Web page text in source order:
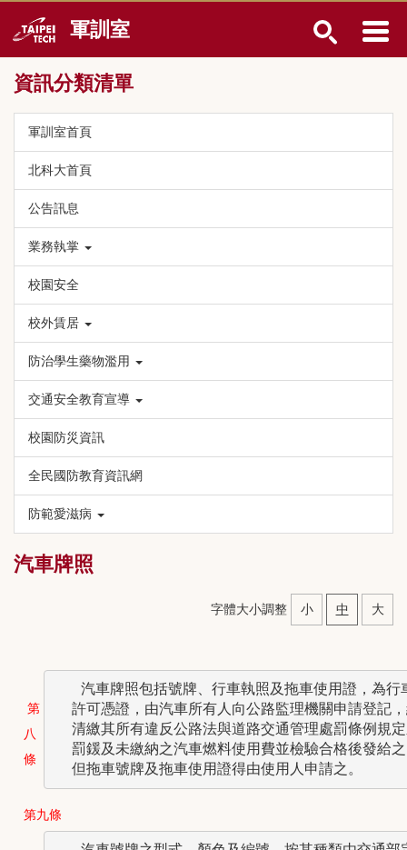
到
要
內
軍訓室
資訊分類清單
軍訓室首頁
北科大首頁
公告訊息
業務執掌
校園安全
校外賃居
防治學生藥物濫用
交通安全教育宣導
校園防災資訊
全民國防教育資訊網
防範愛滋病
汽車牌照
字體大小調整 小 中 大
第
八
條
汽車牌照包括號牌、行車執照及拖車使用證，為行
許可憑證，由汽車所有人向公路監理機關申請登記
清繳其所有違反公路法與道路交通管理處罰條例規
罰鍰及未繳納之汽車燃料使用費並檢驗合格後發給
第九條